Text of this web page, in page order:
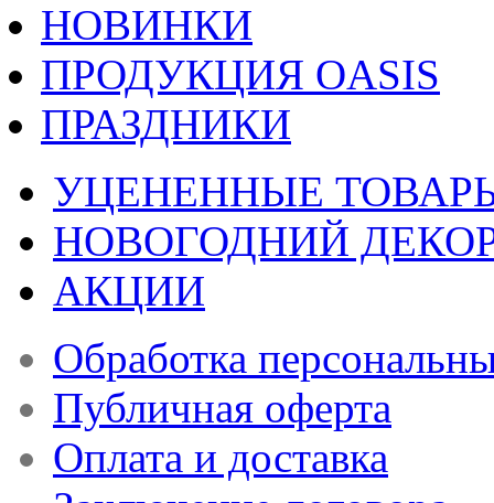
НОВИНКИ
ПРОДУКЦИЯ OASIS
ПРАЗДНИКИ
УЦЕНЕННЫЕ
НОВОГОДНИЙ
АКЦИИ
Обработка
Публичная оферта
Оплата и доставка